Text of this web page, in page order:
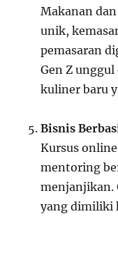
Makanan
unik,
pemasaran
Gen Z
kuliner baru
Bisnis
Kursus
mentoring
menjanjikan.
yang dimiliki